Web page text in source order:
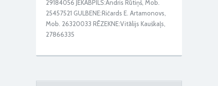
29184056 JĒKABPILS:Andris Rūtiņš, Mob.
25457521 GULBENE:Ričards E. Artamonovs,
Mob. 26320033 RĒZEKNE:Vitālijs Kauškaļs,
27866335